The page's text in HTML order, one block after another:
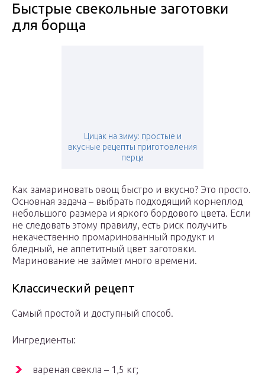
Быстрые свекольные заготовки
для борща
Цицак на зиму: простые и
вкусные рецепты приготовления
перца
Как замариновать овощ быстро и вкусно? Это просто.
Основная задача – выбрать подходящий корнеплод
небольшого размера и яркого бордового цвета. Если
не следовать этому правилу, есть риск получить
некачественно промаринованный продукт и
бледный, не аппетитный цвет заготовки.
Маринование не займет много времени.
Классический рецепт
Самый простой и доступный способ.
Ингредиенты:
вареная свекла – 1,5 кг;